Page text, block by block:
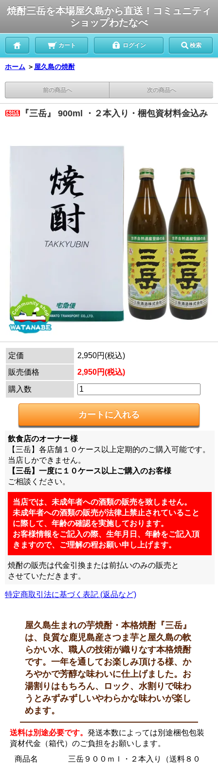
焼酎三岳を本場屋久島から直送！コミュニティ
ショップわたなべ
カート ログイン 検索
ホーム ＞ 屋久島の焼酎
前の商品へ 次の商品へ
『三岳』 900ml ・２本入り・梱包資材料金込み
定価
2,950円(税込)
販売価格
2,950円(税込)
購入数
飲食店のオーナー様
【三岳】各店舗１０ケース以上定期的のご購入可能です。
当店しかできません。
【三岳】一度に１０ケース以上ご購入のお客様
ご相談ください。
当店では、未成年者への酒類の販売を致しません。
未成年者への酒類の販売が法律上禁止されていること
に際して、年齢の確認を実施しております。
お客様情報をご記入の際、生年月日、年齢をご記入頂
きますので、ご理解の程お願い申し上げます。
焼酎の販売は代金引換または前払いのみの販売と
させていただきます。
特定商取引法に基づく表記 (返品など)
屋久島生まれの芋焼酎・本格焼酎『三岳』
は、良質な鹿児島産さつま芋と屋久島の軟
らかい水、職人の技術が織りなす本格焼酎
です。一年を通してお楽しみ頂ける様、か
ろやかで芳醇な味わいに仕上げました。お
湯割りはもちろん、ロック、水割りで味わ
うとみずみずしいやわらかな味わいが楽し
めます。
送料は別途必要です。 発送本数によっては別途梱包包装
資材代金（箱代）のご負担をお願いします。
商品名
三岳９００ｍｌ・２本入り（送料８０